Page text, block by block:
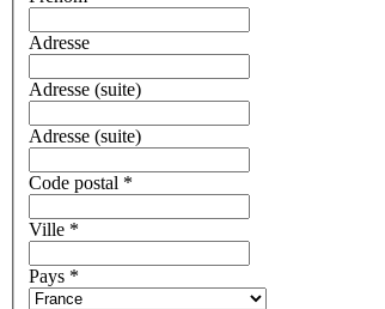
Adresse
Adresse (suite)
Adresse (suite)
Code postal *
Ville *
Pays *